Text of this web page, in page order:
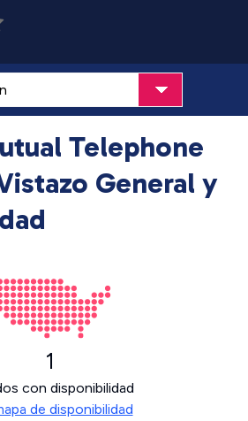
Telephone
General y
1
con disponibilidad
de disponibilidad